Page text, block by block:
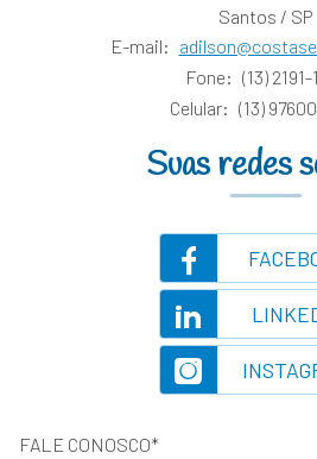
Santos / SP
E-mail:
Fone: (13) 2191-
Celular: (13)
Suas redes
FALE CONOSCO